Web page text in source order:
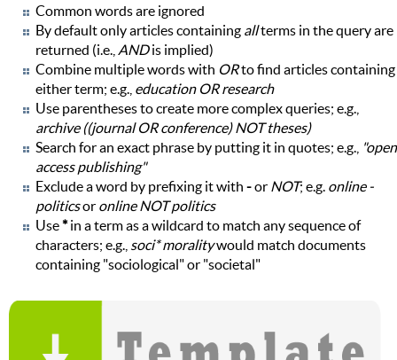
Common words are ignored
By default only articles containing allterms in the query are
returned (i.e., ANDis implied)
Combine multiple words with ORto find articles containing
either term; e.g., education OR research
Use parentheses to create more complex queries; e.g.,
archive ((journal OR conference) NOT theses)
Search for an exact phrase by putting it in quotes; e.g., "open
access publishing"
Exclude a word by prefixing it with -or NOT; e.g. online -
politicsor online NOT politics
Use*in a term as a wildcard to match any sequence of
characters; e.g., soci* moralitywould match documents
containing "sociological" or "societal"